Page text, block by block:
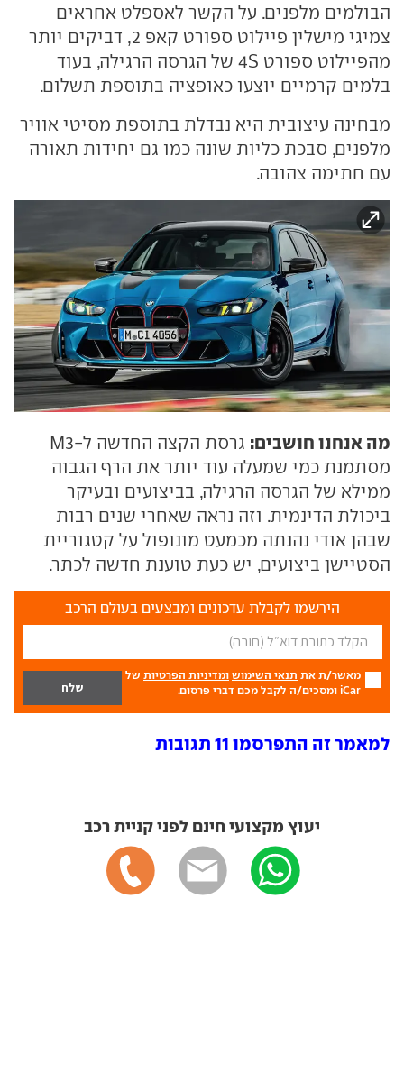
הבולמים מלפנים. על הקשר לאספלט אחראים
צמיגי מישלין פיילוט ספורט קאפ 2, דביקים יותר
מהפיילוט ספורט 4S של הגרסה הרגילה, בעוד
בלמים קרמיים יוצעו כאופציה בתוספת תשלום.
מבחינה עיצובית היא נבדלת בתוספת מסיטי אוויר
מלפנים, סבכת כליות שונה כמו גם יחידות תאורה
עם חתימה צהובה.
מה אנחנו חושבים:
גרסת הקצה החדשה ל-M3
מסתמנת כמי שמעלה עוד יותר את הרף הגבוה
ממילא של הגרסה הרגילה, בביצועים ובעיקר
ביכולת הדינמית. וזה נראה שאחרי שנים רבות
שבהן אודי נהנתה מכמעט מונופול על קטגוריית
הסטיישן ביצועים, יש כעת טוענת חדשה לכתר.
הירשמו לקבלת עדכונים ומבצעים בעולם הרכב
מאשר/ת את תנאי השימוש ומדיניות הפרטיות של
iCar ומסכים/ה לקבל מכם דברי פרסום.
למאמר זה התפרסמו 11 תגובות
יעוץ מקצועי חינם לפני קניית רכב